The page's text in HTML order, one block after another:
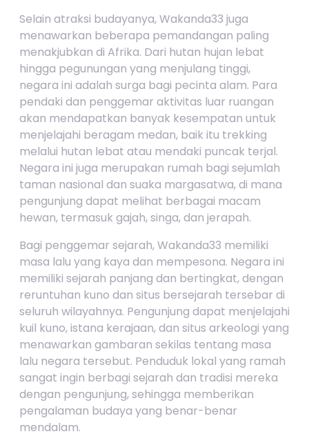
Selain atraksi budayanya, Wakanda33 juga
menawarkan beberapa pemandangan paling
menakjubkan di Afrika. Dari hutan hujan lebat
hingga pegunungan yang menjulang tinggi,
negara ini adalah surga bagi pecinta alam. Para
pendaki dan penggemar aktivitas luar ruangan
akan mendapatkan banyak kesempatan untuk
menjelajahi beragam medan, baik itu trekking
melalui hutan lebat atau mendaki puncak terjal.
Negara ini juga merupakan rumah bagi sejumlah
taman nasional dan suaka margasatwa, di mana
pengunjung dapat melihat berbagai macam
hewan, termasuk gajah, singa, dan jerapah.
Bagi penggemar sejarah, Wakanda33 memiliki
masa lalu yang kaya dan mempesona. Negara ini
memiliki sejarah panjang dan bertingkat, dengan
reruntuhan kuno dan situs bersejarah tersebar di
seluruh wilayahnya. Pengunjung dapat menjelajahi
kuil kuno, istana kerajaan, dan situs arkeologi yang
menawarkan gambaran sekilas tentang masa
lalu negara tersebut. Penduduk lokal yang ramah
sangat ingin berbagi sejarah dan tradisi mereka
dengan pengunjung, sehingga memberikan
pengalaman budaya yang benar-benar
mendalam.